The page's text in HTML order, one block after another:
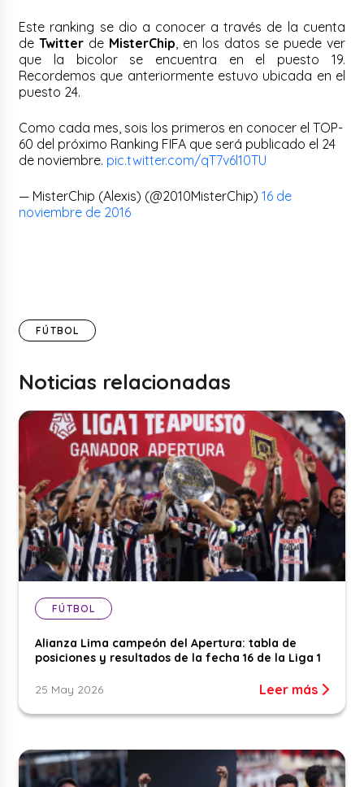
Este ranking se dio a conocer a través de la cuenta
deTwitter de MisterChip , en los datos se puede ver
que la bicolor se encuentra en el puesto 19.
Recordemos que anteriormente estuvo ubicada en el
puesto 24.
Como cada mes, sois los primeros en conocer el TOP-
60 del próximo Ranking FIFA que será publicado el 24
de noviembre. pic.twitter.com/qT7v6l10TU
— MisterChip (Alexis) (@2010MisterChip)16 de
noviembre de 2016
FÚTBOL
Noticias relacionadas
FÚTBOL
Alianza Lima campeón del Apertura: tabla de
posiciones y resultados de la fecha 16 de la Liga 1
25 May 2026 Leer más